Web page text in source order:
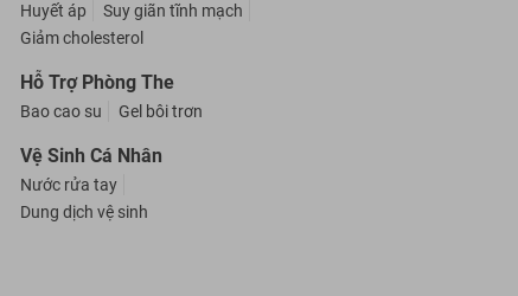
Huyết áp
Suy giãn tĩnh mạch
Giảm cholesterol
Hỗ Trợ Phòng The
Bao cao su Gel bôi trơn
Vệ Sinh Cá Nhân
Nước rửa tay
Dung dịch vệ sinh